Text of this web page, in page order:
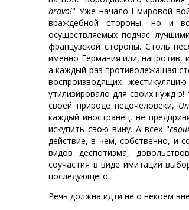
bravo!" Уже начало I мировой
враждебной стороны, но и
осуществляемых подчас
французской стороны. Столь
именно Германия или, напротив,
а каждый раз противолежащая
воспроизводящих
утилизировало для своих нужд
своей природе недочеловеки,
каждый иностранец, не
искупить свою вину. А всех "
действие, в чем, собственно, и
видов деспотизма,
соучастия в виде имитации
последующего.
Речь должна идти не о некоем